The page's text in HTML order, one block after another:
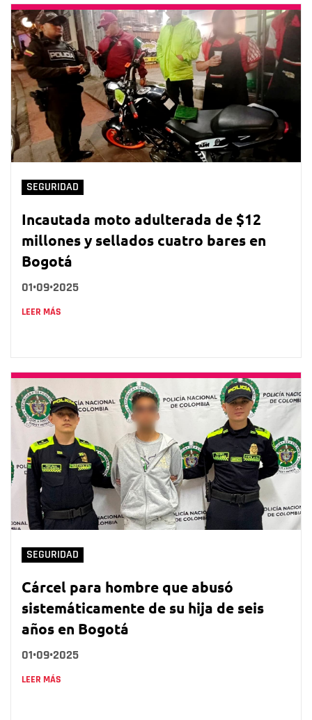
SEGURIDAD
Incautada moto adulterada de $12
millones y sellados cuatro bares en
Bogotá
01•09•2025
LEER MÁS
SEGURIDAD
Cárcel para hombre que abusó
sistemáticamente de su hija de seis
años en Bogotá
01•09•2025
LEER MÁS